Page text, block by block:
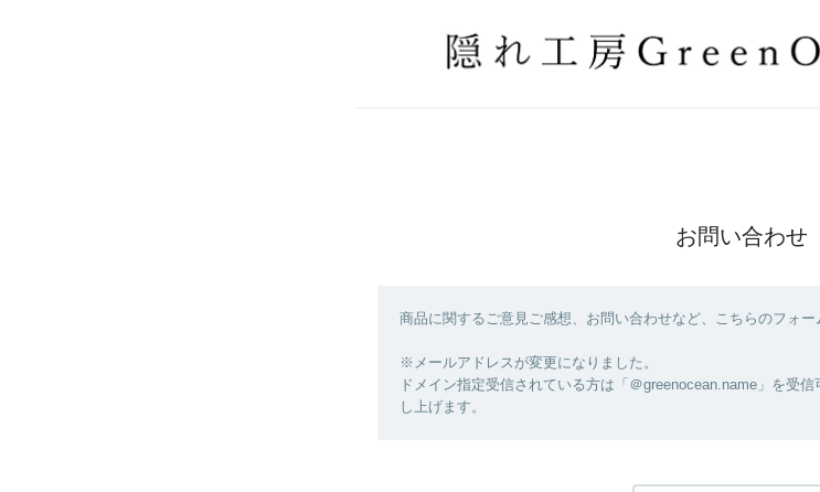
お問い合わせ
商品に関するご意見ご感想、お問い合わせなど、こちらのフォー
※メールアドレスが変更になりました。
ドメイン指定受信されている方は「＠greenocean.name」を受
し上げます。